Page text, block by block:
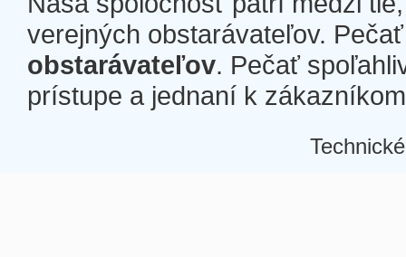
verejných obstarávateľov.
obstarávateľov. Pečať
prístupe a jednaní k